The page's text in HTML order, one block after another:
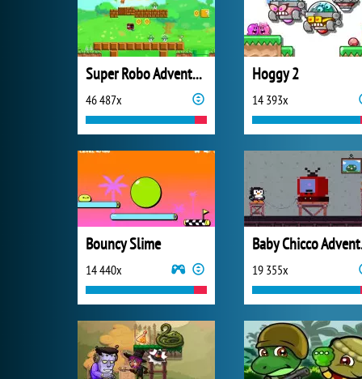
Super Robo Adventure
46 487x
Hoggy 2
14 393x
Bouncy Slime
14 440x 19 355x